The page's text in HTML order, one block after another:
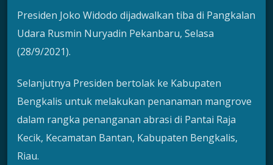
Presiden Joko Widodo dijadwalkan tiba di Pangkalan
Udara Rusmin Nuryadin Pekanbaru, Selasa
(28/9/2021).
Selanjutnya Presiden bertolak ke Kabupaten
Bengkalis untuk melakukan penanaman mangrove
dalam rangka penanganan abrasi di Pantai Raja
Kecik, Kecamatan Bantan, Kabupaten Bengkalis,
Riau.